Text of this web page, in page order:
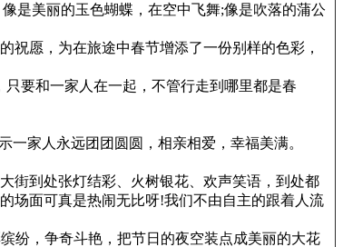
是美丽的玉色蝴蝶，在空中飞舞;像是吹落的蒲公
愿，为在旅途中春节增添了一份别样的色彩，
要和一家人在一起，不管行走到哪里都是春
家人永远团团圆圆，相亲相爱，幸福美满。
街到处张灯结彩、火树银花、欢声笑语，到处都
场面可真是热闹无比呀!我们不由自主的跟着人流
纷，争奇斗艳，把节日的夜空装点成美丽的大花